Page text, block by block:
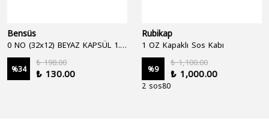
Bensüs
%34
₺ 198.00
₺ 130.00
Rubikap
1 OZ Kapaklı Sos Kabı
%9
₺ 1,100.00
₺ 1,000.00
2 sos80